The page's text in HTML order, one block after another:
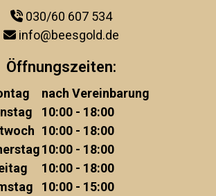
030/60 607 534
info@beesgold.de
Öffnungszeiten:
nach Vereinbarung
10:00 - 18:00
10:00 - 18:00
10:00 - 18:00
10:00 - 18:00
10:00 - 15:00